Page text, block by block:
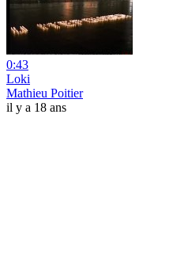
0:43
Loki
Mathieu Poitier
il y a 18 ans